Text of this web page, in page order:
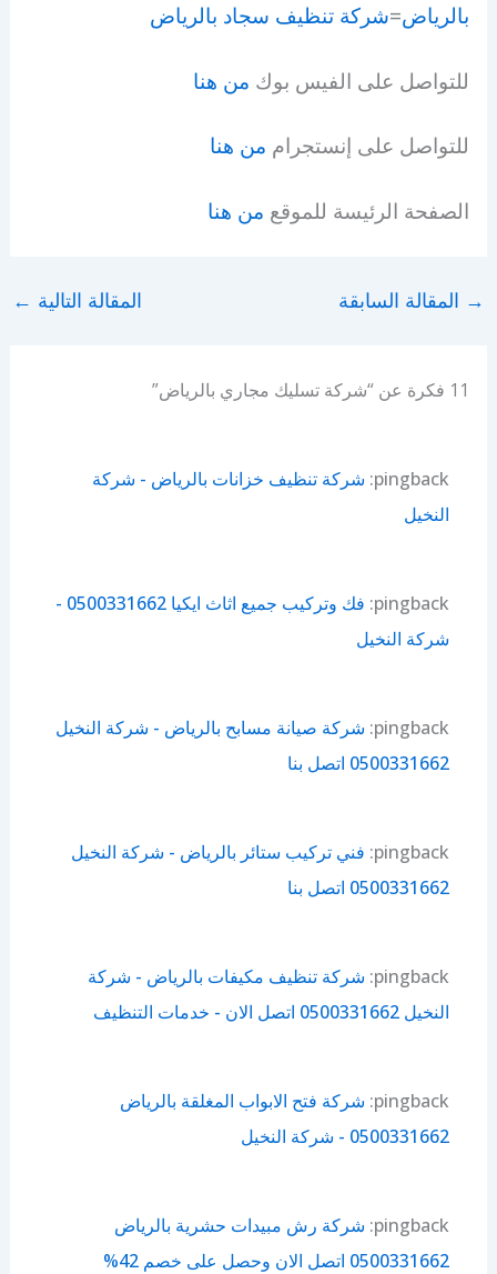
بالرياض=شركة تنظيف سجاد بالرياض
للتواصل على الفيس بوك من هنا
للتواصل على إنستجرام من هنا
الصفحة الرئيسة للموقع من هنا
→ المقالة السابقة المقالة التالية ←
11 فكرة عن “شركة تسليك مجاري بالرياض”
pingback: شركة تنظيف خزانات بالرياض - شركة
النخيل
pingback:
‏فك وتركيب جميع اثاث ايكيا 0500331662 -
شركة النخيل
pingback: شركة صيانة مسابح بالرياض - شركة النخيل
0500331662 اتصل بنا
pingback: فني تركيب ستائر بالرياض - شركة النخيل
0500331662 اتصل بنا
pingback: شركة تنظيف مكيفات بالرياض - شركة
النخيل 0500331662 اتصل الان - خدمات التنظيف
pingback: شركة فتح الابواب المغلقة بالرياض
0500331662 - شركة النخيل
pingback: شركة رش مبيدات حشرية بالرياض
0500331662 اتصل الان وحصل على خصم 42%